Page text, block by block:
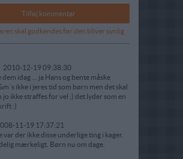
skal godkendes før den bliver synlig
2010-12-19 09:38:30
idag ... ja Hans og bente måske
ikke i jeres tid som børn men det skal
jo ikke straffes for vel ;) det lyder som en
:)
11-19 17:37:21
var der ikke disse underlige ting i kager.
mærkeligt. Børn nu om dage.